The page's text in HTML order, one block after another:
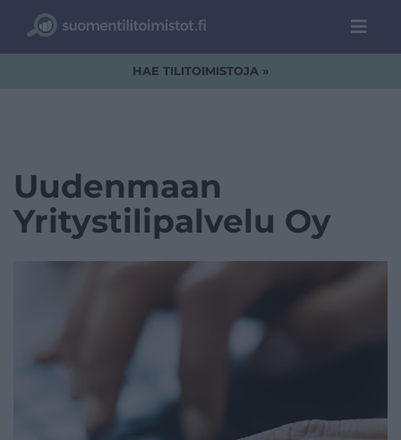
HAE TILITOIMISTOJA »
Uudenmaan
Yritystilipalvelu Oy